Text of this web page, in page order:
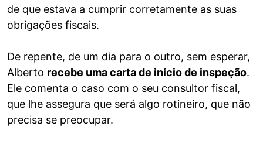
de que estava a cumprir corretamente as suas
obrigações fiscais.
De repente, de um dia para o outro, sem esperar,
Alberto recebe uma carta de início de inspeção.
Ele comenta o caso com o seu consultor fiscal,
que lhe assegura que será algo rotineiro, que não
precisa se preocupar.